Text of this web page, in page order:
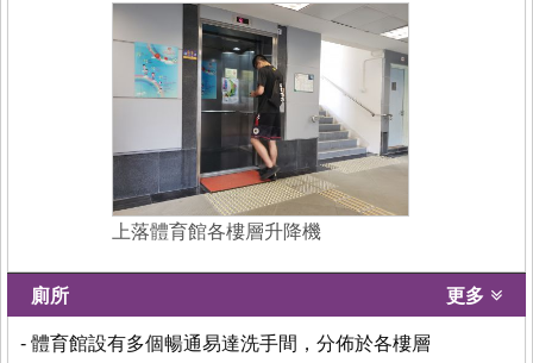
上落體育館各樓層升降機
廁所 更多
- 體育館設有多個暢通易達洗手間，分佈於各樓層